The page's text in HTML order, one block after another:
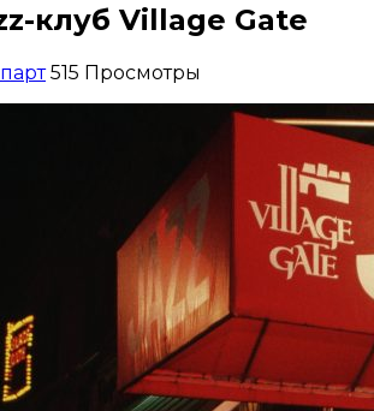
клуб Village Gate
515 Просмотры